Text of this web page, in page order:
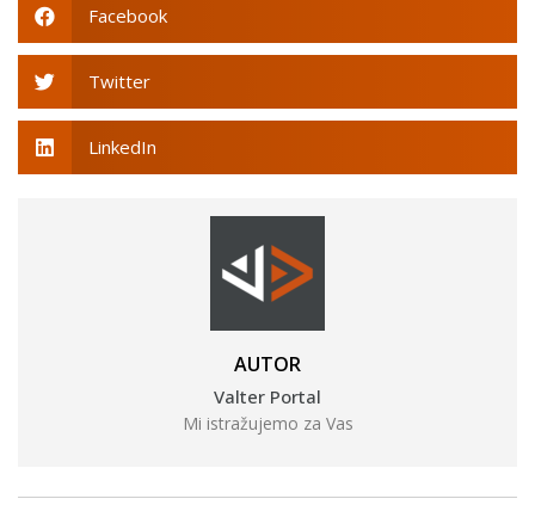
Facebook
Twitter
LinkedIn
AUTOR
Valter Portal
Mi istražujemo za Vas